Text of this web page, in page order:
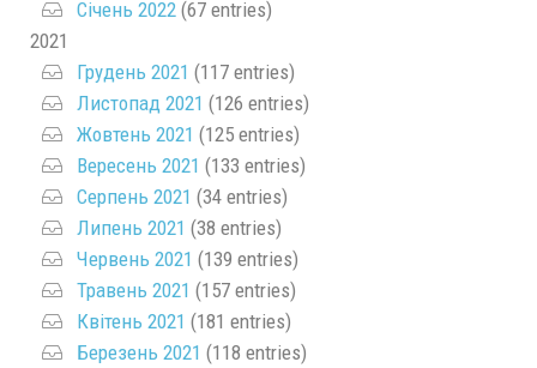
Січень 2022 (67 entries)
2021
Грудень 2021 (117 entries)
Листопад 2021 (126 entries)
Жовтень 2021 (125 entries)
Вересень 2021 (133 entries)
Серпень 2021 (34 entries)
Липень 2021 (38 entries)
Червень 2021 (139 entries)
Травень 2021 (157 entries)
Квітень 2021 (181 entries)
Березень 2021 (118 entries)